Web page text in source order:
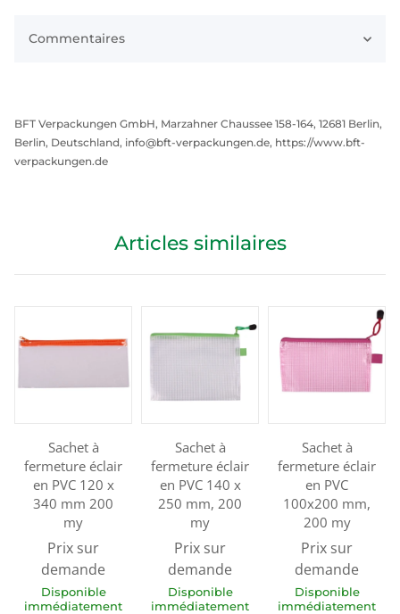
Commentaires
BFT Verpackungen GmbH, Marzahner Chaussee 158-164, 12681 Berlin,
Berlin, Deutschland, info@bft-verpackungen.de, https://www.bft-
verpackungen.de
Articles similaires
Sachet à
fermeture éclair
en PVC 120 x
340 mm 200
my
Prix sur
demande
Disponible
immédiatement
Sachet à
fermeture éclair
en PVC 140 x
250 mm, 200
my
Prix sur
demande
Disponible
immédiatement
Sachet à
fermeture éclair
en PVC
100x200 mm,
200 my
Prix sur
demande
Disponible
immédiatement